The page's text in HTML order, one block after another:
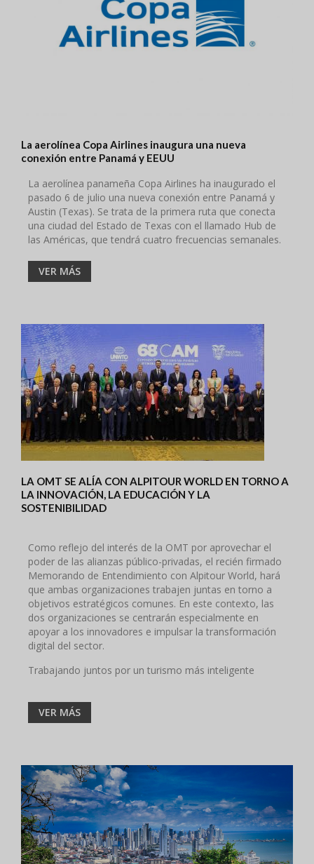
La aerolínea Copa Airlines inaugura una nueva
conexión entre Panamá y EEUU
La aerolínea panameña Copa Airlines ha inaugurado el
pasado 6 de julio una nueva conexión entre Panamá y
Austin (Texas). Se trata de la primera ruta que conecta
una ciudad del Estado de Texas con el llamado Hub de
las Américas, que tendrá cuatro frecuencias semanales.
VER MÁS
LA OMT SE ALÍA CON ALPITOUR WORLD EN TORNO A
LA INNOVACIÓN, LA EDUCACIÓN Y LA
SOSTENIBILIDAD
Como reflejo del interés de la OMT por aprovechar el
poder de las alianzas público-privadas, el recién firmado
Memorando de Entendimiento con Alpitour World, hará
que ambas organizaciones trabajen juntas en torno a
objetivos estratégicos comunes. En este contexto, las
dos organizaciones se centrarán especialmente en
apoyar a los innovadores e impulsar la transformación
digital del sector.
Trabajando juntos por un turismo más inteligente
VER MÁS